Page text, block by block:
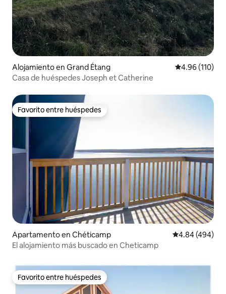
Alojamiento en Grand Étang Calificación
4.96 (110)
Casa de huéspedes Joseph et Catherine
Favorito entre huéspedes
Favorito entre huéspedes
Apartamento en Chéticamp Calificación
4.84 (494)
El alojamiento más buscado en Cheticamp
Favorito entre huéspedes
Favorito entre huéspedes